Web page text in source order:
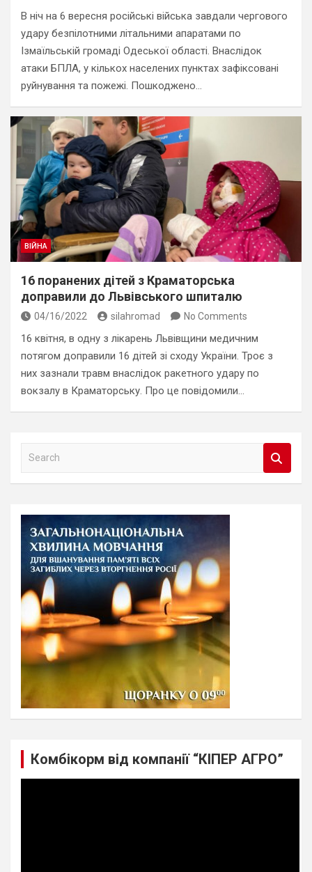
В ніч на 6 вересня російські війська завдали чергового
удару безпілотними літальними апаратами по
Ізмаїльській громаді Одеської області. Внаслідок
атаки БПЛА, у кількох населених пунктах зафіксовані
руйнування та пожежі. Пошкоджено…
ВІЙНА
16 поранених дітей з Краматорська
доправили до Львівського шпиталю
04/16/2022 silahromad No Comments
16 квітня, в одну з лікарень Львівщини медичним
потягом доправили 16 дітей зі сходу України. Троє з
них зазнали травм внаслідок ракетного удару по
вокзалу в Краматорську. Про це повідомили…
a
Комбікорм від компанії “КІПЕР АГРО”